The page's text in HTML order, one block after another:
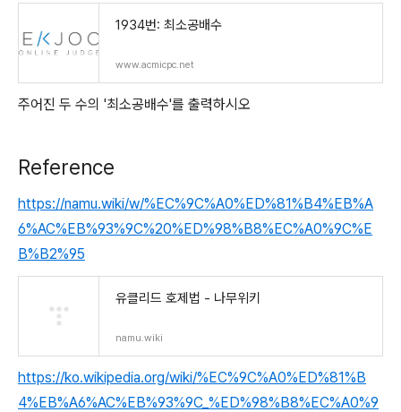
1934번: 최소공배수
www.acmicpc.net
주어진 두 수의 '최소공배수'를 출력하시오
Reference
https://namu.wiki/w/%EC%9C%A0%ED%81%B4%EB%A
6%AC%EB%93%9C%20%ED%98%B8%EC%A0%9C%E
B%B2%95
유클리드 호제법 - 나무위키
namu.wiki
https://ko.wikipedia.org/wiki/%EC%9C%A0%ED%81%B
4%EB%A6%AC%EB%93%9C_%ED%98%B8%EC%A0%9